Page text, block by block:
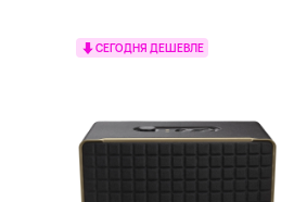
СЕГОДНЯ ДЕШЕВЛЕ